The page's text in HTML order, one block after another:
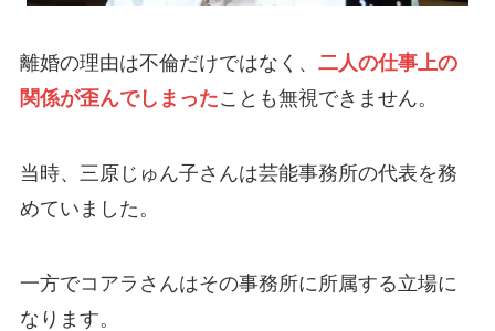
離婚の理由は不倫だけではなく、 二人の仕事上の
関係が歪んでしまったことも無視できません。
当時、三原じゅん子さんは芸能事務所の代表を務
めていました。
一方でコアラさんはその事務所に所属する立場に
なります。